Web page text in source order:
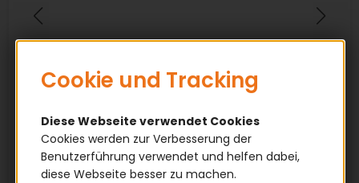
Cookie und Tracking
Diese Webseite verwendet Cookies
Cookies werden zur Verbesserung der
Benutzerführung verwendet und helfen dabei,
diese Webseite besser zu machen.